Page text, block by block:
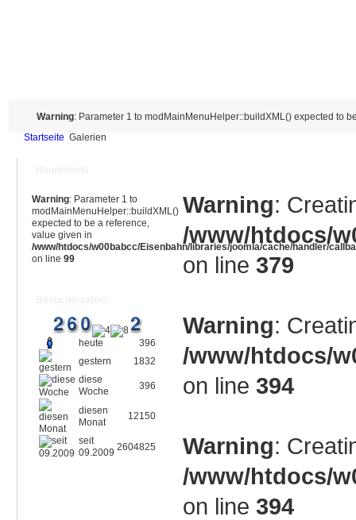
Warning: Parameter 1 to modMainMenuHelper::buildXML() expected to
Startseite Galerien
Warning: Parameter 1 to
modMainMenuHelper::buildXML()
expected to be a reference,
value given in
/www/htdocs/w00babcc/Eisenbahn/libraries/joomla/cache/handler/
on line 99
heute
396
gestern
1832
diese
Woche
396
diesen
Monat
12150
seit
09.2009 2604825
Warning:
/www/htdocs/
on line 379
Warning:
/www/htdocs/
on line 394
Warning:
/www/htdocs/
on line 394